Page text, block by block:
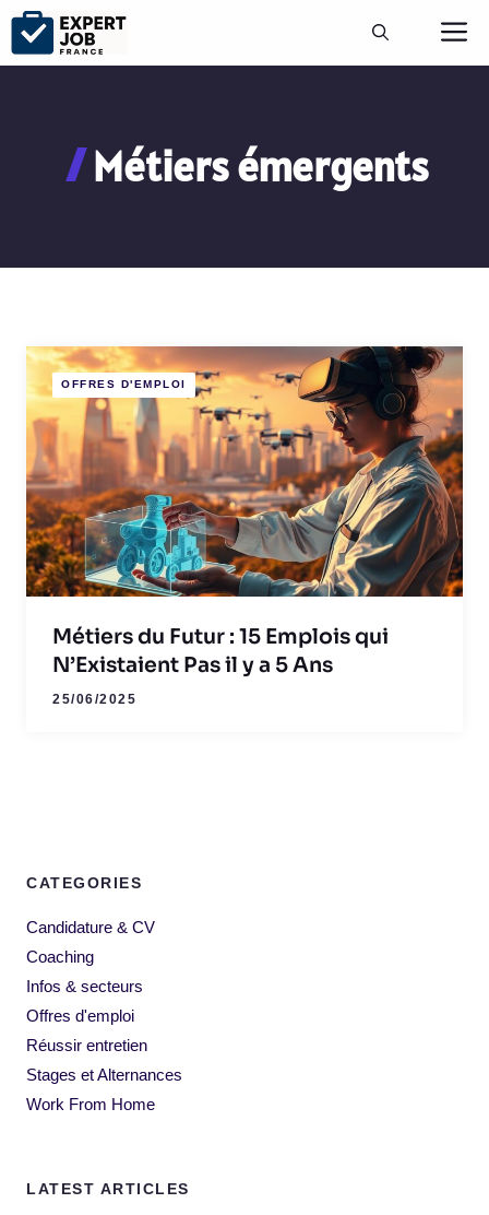
Aller
contenu
Métiers émergents
OFFRES D'EMPLOI
Métiers du Futur : 15 Emplois qui
N’Existaient Pas il y a 5 Ans
25/06/2025
CATEGORIES
Candidature & CV
Coaching
Infos & secteurs
Offres d'emploi
Réussir entretien
Stages et Alternances
Work From Home
LATEST ARTICLES